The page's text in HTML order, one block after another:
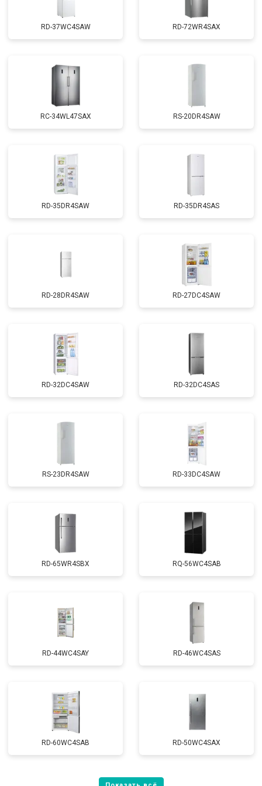
RD-37WC4SAW RD-72WR4SAX
RС-34WL47SAX RS-20DR4SAW
RD-35DR4SAW RD-35DR4SAS
RD-28DR4SAW RD-27DC4SAW
RD-32DC4SAW RD-32DC4SAS
RS-23DR4SAW RD-33DC4SAW
RD-65WR4SBX RQ-56WC4SAB
RD-44WC4SAY RD-46WC4SAS
RD-60WC4SAB RD-50WC4SAX